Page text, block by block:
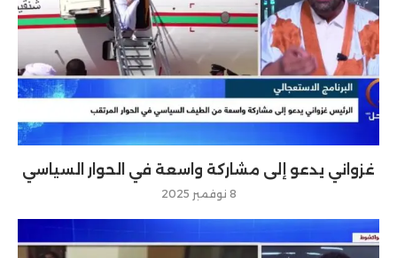
غزواني يدعو إلى مشاركة واسعة في الحوار السياسي
8 نوفمبر 2025